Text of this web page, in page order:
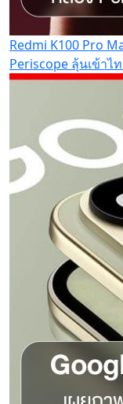
Redmi K100 Pro
Periscope ลุ้นเข้าไ